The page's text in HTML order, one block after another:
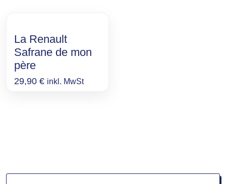
La Renault
Safrane de mon
père
29,90 € inkl. MwSt